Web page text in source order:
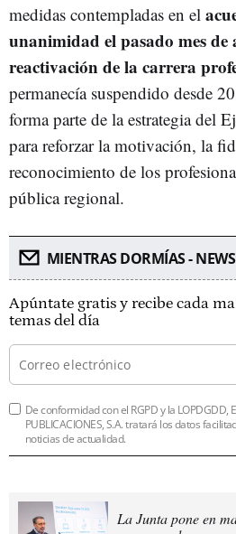
medidas contempladas en el
unanimidad el pasado mes
reactivación de la carrera
permanecía suspendido desde
forma parte de la estrategia del
para reforzar la motivación, la
reconocimiento de los
pública regional.
MIENTRAS DORMÍAS -
Apúntate gratis y recibe cada
temas del día
De conformidad con el RGPD y la LOPDGDD,
PUBLICACIONES, S.A. tratará los datos
noticias de actualidad.
La Junta pone en